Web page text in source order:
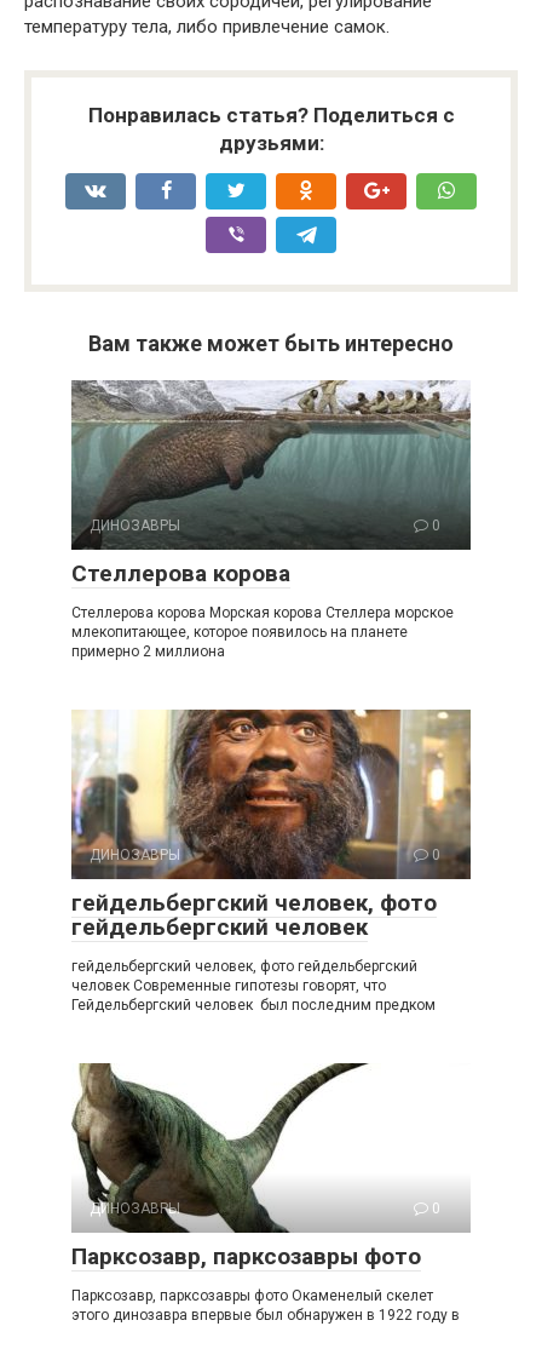
температуру тела, либо привлечение самок.
Понравилась статья? Поделиться с
друзьями:
Вам также может быть интересно
ДИНОЗАВРЫ 0
Стеллерова корова
Стеллерова корова Морская корова Стеллера морское
млекопитающее, которое появилось на планете
примерно 2 миллиона
ДИНОЗАВРЫ 0
гейдельбергский человек, фото
гейдельбергский человек
гейдельбергский человек, фото гейдельбергский
человек Современные гипотезы говорят, что
Гейдельбергский человек был последним предком
ДИНОЗАВРЫ 0
Парксозавр, парксозавры фото
Парксозавр, парксозавры фото Окаменелый скелет
этого динозавра впервые был обнаружен в 1922 году в